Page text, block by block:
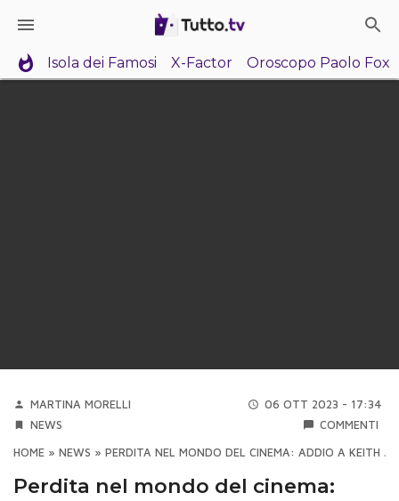
Isola dei Famosi X-Factor Oroscopo Paolo Fox
MARTINA MORELLI
06 OTT 2023 - 17:34
NEWS
COMMENTI
HOME » NEWS » PERDITA NEL MONDO DEL CINEMA: ADDIO A KEITH
Perdita nel mondo del cinema: